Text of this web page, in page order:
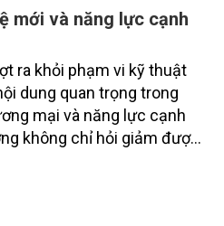
mới và năng lực cạnh
ra khỏi phạm vi kỹ thuật
dung quan trọng trong
mại và năng lực cạnh
không chỉ hỏi giảm được
có bền vững không, có
nhận trùng lặp không và